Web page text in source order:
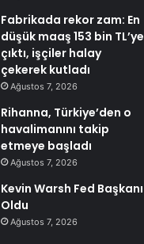
Fabrikada rekor zam: En
düşük maaş 153 bin TL’ye
çıktı, işçiler halay
çekerek kutladı
Ağustos 7, 2026
Rihanna, Türkiye’den o
havalimanını takip
etmeye başladı
Ağustos 7, 2026
Kevin Warsh Fed Başkanı
Oldu
Ağustos 7, 2026